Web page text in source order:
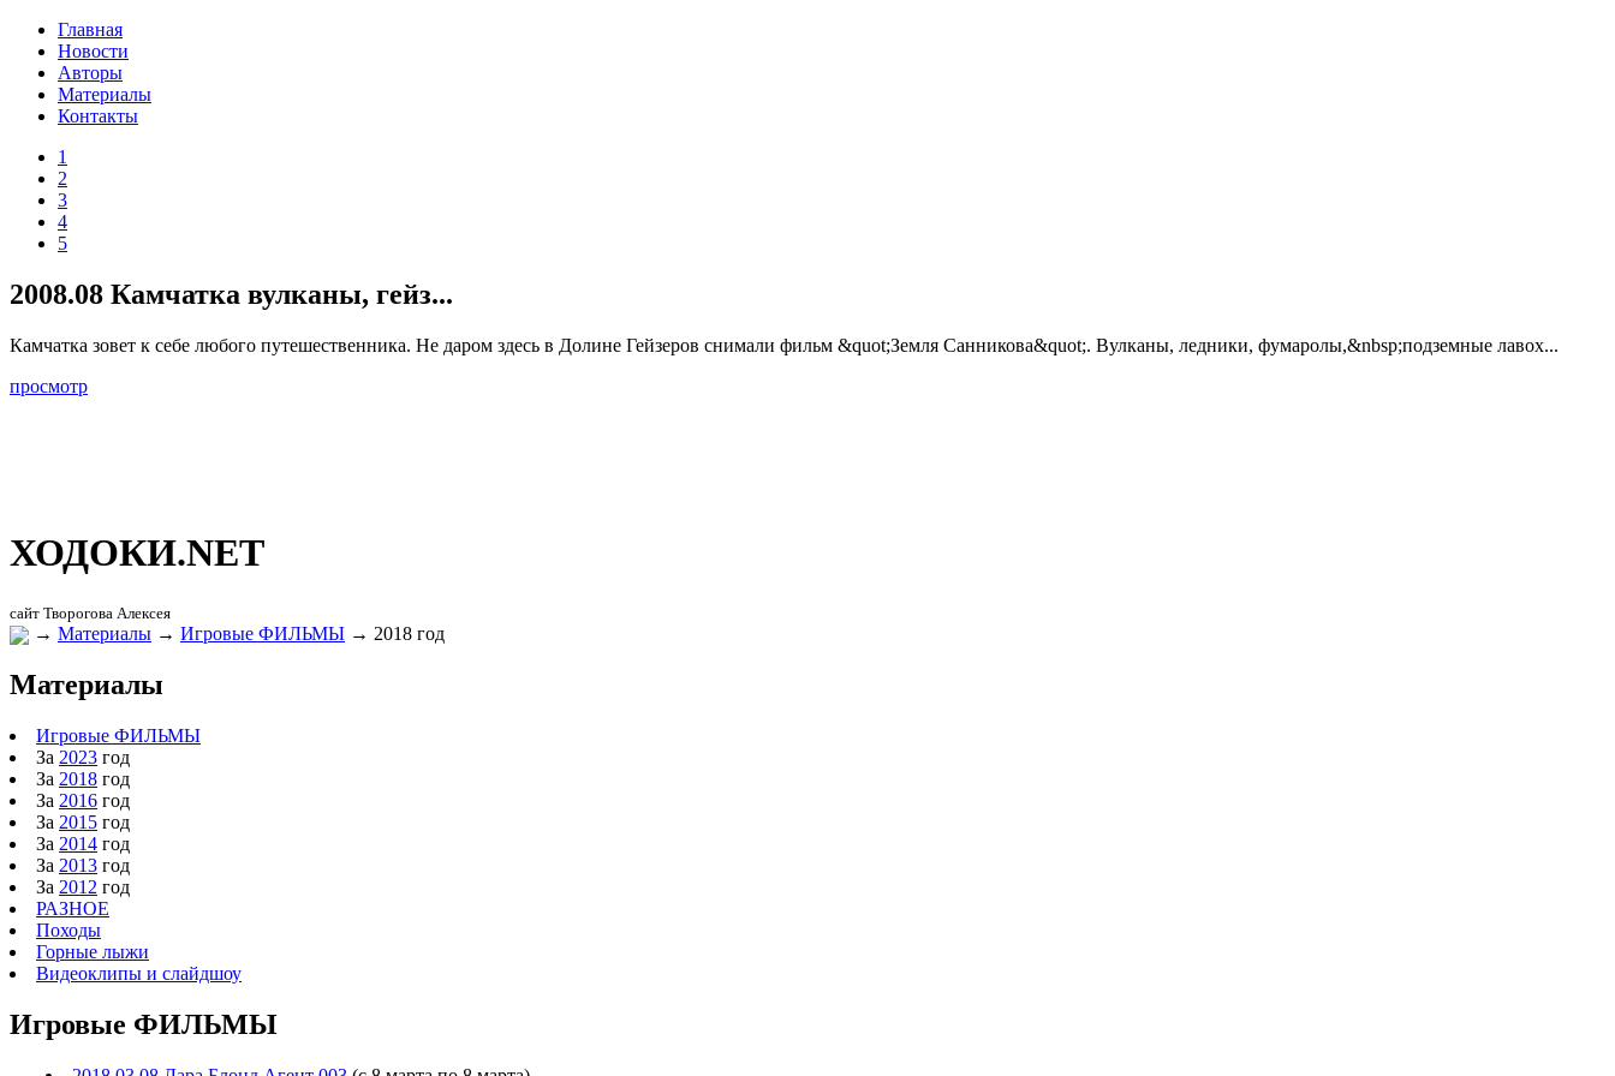
Главная
Новости
Авторы
Материалы
Контакты
1
2
3
4
5
2008.08 Камчатка вулканы, гейз...
Камчатка зовет к себе любого путешественника. Не даром здесь в Долине Гейзеров снимали фильм &quot;Земля Санникова&quot;. Вулканы, ледники, фумаролы,&nbsp;подземные лавох...
просмотр
ХОДОКИ.NET
сайт Творогова Алексея
→ Материалы → Игровые ФИЛЬМЫ → 2018 год
Материалы
Игровые ФИЛЬМЫ
За 2023 год
За 2018 год
За 2016 год
За 2015 год
За 2014 год
За 2013 год
За 2012 год
РАЗНОЕ
Походы
Горные лыжи
Видеоклипы и слайдшоу
Игровые ФИЛЬМЫ